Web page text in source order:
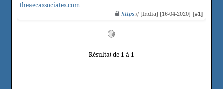
theaecassociates.com
https:// [India] [16-04-2020] [#1]
Résultat de 1 à 1